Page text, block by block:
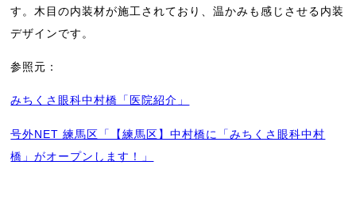
す。木目の内装材が施工されており、温かみも感じさせる内装
デザインです。
参照元：
みちくさ眼科中村橋「医院紹介」
号外NET 練馬区「【練馬区】中村橋に「みちくさ眼科中村
橋」がオープンします！」